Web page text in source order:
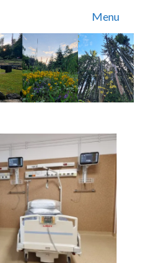
Menu